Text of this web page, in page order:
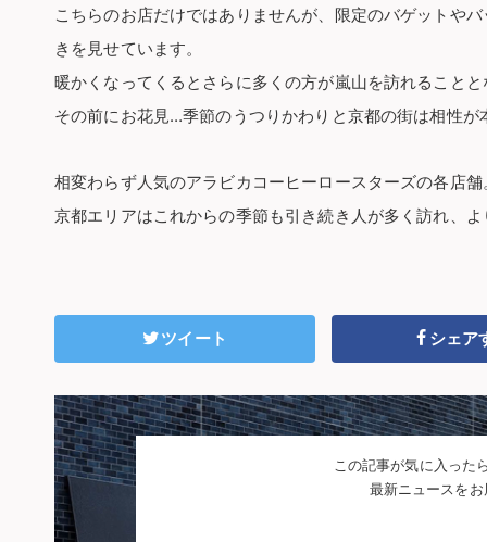
こちらのお店だけではありませんが、限定のバゲットや
きを見せています。
暖かくなってくるとさらに多くの方が嵐山を訪れること
その前にお花見…季節のうつりかわりと京都の街は相性が
相変わらず人気のアラビカコーヒーロースターズの各店舗
京都エリアはこれからの季節も引き続き人が多く訪れ、
ツイート シェア
この記事が気に入った
最新ニュースを